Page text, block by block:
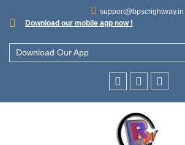
support@bpscrightway.in
Download our mobile app now !
Download Our App